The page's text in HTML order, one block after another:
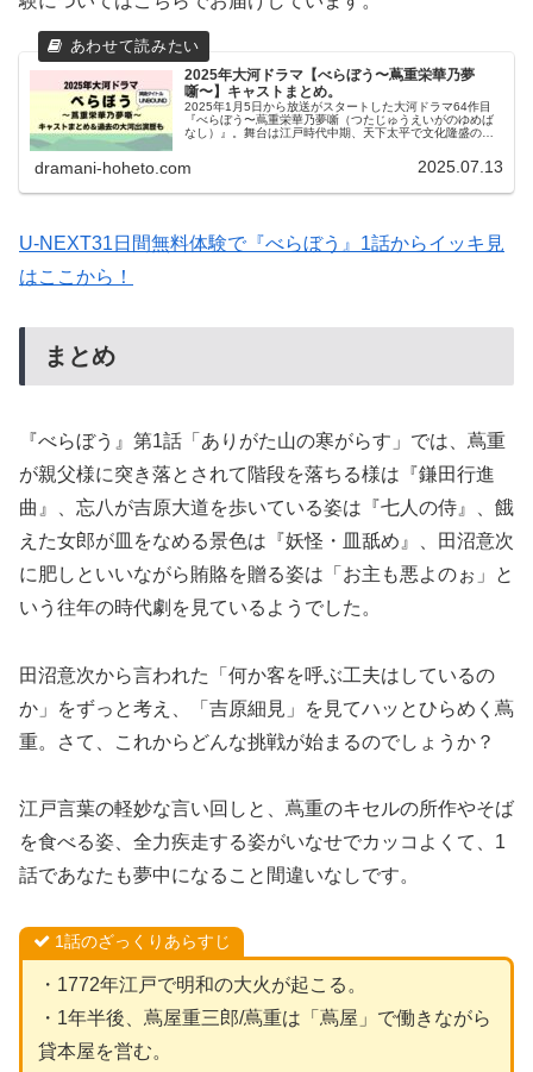
2025年大河ドラマ【べらぼう〜蔦重栄華乃夢
噺〜】キャストまとめ。
2025年1月5日から放送がスタートした大河ドラマ64作目
『べらぼう〜蔦重栄華乃夢噺（つたじゅうえいがのゆめば
なし）』。舞台は江戸時代中期、天下太平で文化隆盛の時
dramani-hoheto.com 2025.07.13
U-NEXT31日間無料体験で『べらぼう』1話からイッキ見
はここから！
まとめ
『べらぼう』第1話「ありがた山の寒がらす」では、蔦重
が親父様に突き落とされて階段を落ちる様は『鎌田行進
曲』、忘八が吉原大道を歩いている姿は『七人の侍』、餓
えた女郎が皿をなめる景色は『妖怪・皿舐め』、田沼意次
に肥しといいながら賄賂を贈る姿は「お主も悪よのぉ」と
いう往年の時代劇を見ているようでした。
田沼意次から言われた「何か客を呼ぶ工夫はしているの
か」をずっと考え、「吉原細見」を見てハッとひらめく蔦
重。さて、これからどんな挑戦が始まるのでしょうか？
江戸言葉の軽妙な言い回しと、蔦重のキセルの所作やそば
を食べる姿、全力疾走する姿がいなせでカッコよくて、1
話であなたも夢中になること間違いなしです。
1話のざっくりあらすじ
・1772年江戸で明和の大火が起こる。
・1年半後、蔦屋重三郎/蔦重は「蔦屋」で働きながら
貸本屋を営む。